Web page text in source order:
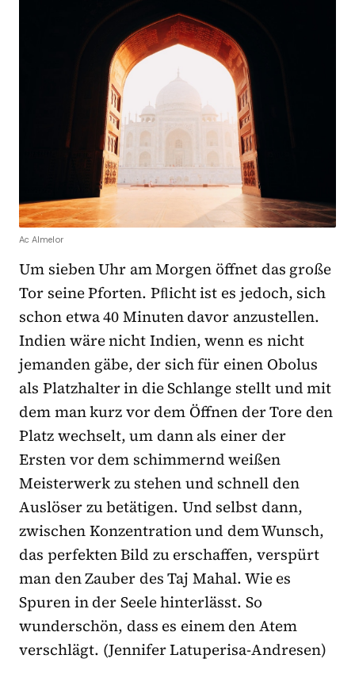
Ac Almelor
Um sieben Uhr am Morgen öffnet das große
Tor seine Pforten. Pﬂicht ist es jedoch, sich
schon etwa 40 Minuten davor anzustellen.
Indien wäre nicht Indien, wenn es nicht
jemanden gäbe, der sich für einen Obolus
als Platzhalter in die Schlange stellt und mit
dem man kurz vor dem Öffnen der Tore den
Platz wechselt, um dann als einer der
Ersten vor dem schimmernd weißen
Meisterwerk zu stehen und schnell den
Auslöser zu betätigen. Und selbst dann,
zwischen Konzentration und dem Wunsch,
das perfekten Bild zu erschaffen, verspürt
man den Zauber des Taj Mahal. Wie es
Spuren in der Seele hinterlässt. So
wunderschön, dass es einem den Atem
verschlägt. (Jennifer Latuperisa-Andresen)